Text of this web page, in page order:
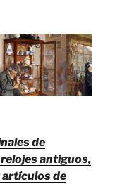
de
antiguos,
de